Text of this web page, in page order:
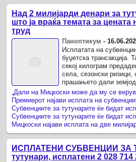
Над 2 милијарди денари за
што ја враќа темата за цената
труд
Паноптикум -
Исплатата на
буџетска трансакција.
секој килограм
села, сезонски ризици,
прашањето дали
Македонија конечно
како ...
ИСПЛАТЕНИ СУБВЕНЦИИ ЗА
тутунари, исплатени 2 028 714